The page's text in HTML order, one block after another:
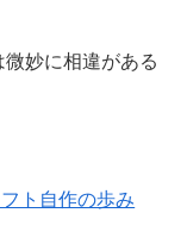
妙に相違がある
ト自作の歩み